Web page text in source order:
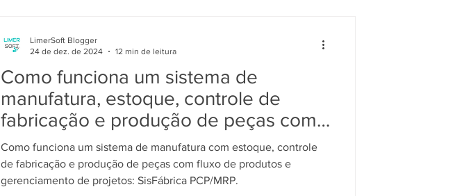
Como funciona um sistema de
manufatura, estoque, controle de
fabricação e produção de peças com
fluxo de produtos e gerenciamento de
projetos: SisFábrica Manufatura
PCP/MRP.
Como funciona um sistema de manufatura com estoque, controle
de fabricação e produção de peças com fluxo de produtos e
gerenciamento de projetos: SisFábrica PCP/MRP.
LimerSoft Blogger
24 de dez. de 2024
12 min de leitura